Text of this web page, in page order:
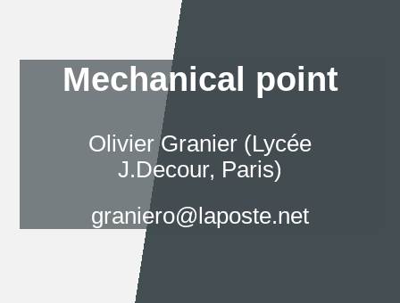
Mechanical point
Olivier Granier (Lycée
J.Decour, Paris)
graniero@laposte.net